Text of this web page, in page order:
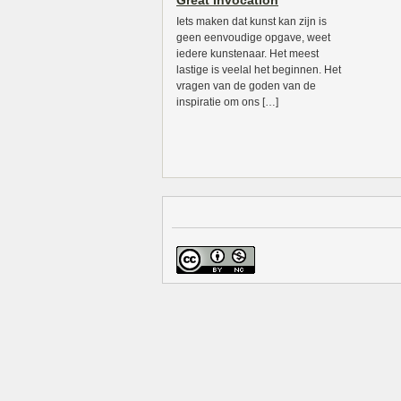
Iets maken dat kunst kan zijn is
geen eenvoudige opgave, weet
iedere kunstenaar. Het meest
lastige is veelal het beginnen. Het
vragen van de goden van de
inspiratie om ons […]